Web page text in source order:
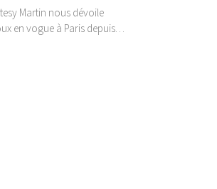
Martin nous dévoile
en vogue à Paris depuis…